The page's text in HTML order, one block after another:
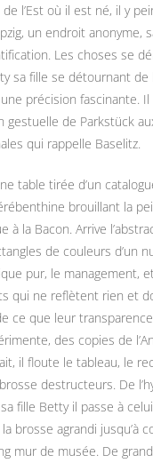
de l’Est où il est né, il y
un endroit anonyme,
Les choses se
sa fille se détournant de
précision fascinante.
gestuelle de Parkstück
qui rappelle Baselitz.
table tirée d’un
brouillant la
à la Bacon. Arrive
de couleurs d’un
pur, le management,
qui ne reflètent rien et
ce que leur
des copies de
il floute le tableau, le
destructeurs. De
fille Betty il passe à
brosse agrandi jusqu’à
mur de musée. De